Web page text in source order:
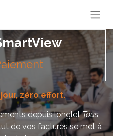
zéro effort.
depuis l’ongletTous
de vos factures se met à